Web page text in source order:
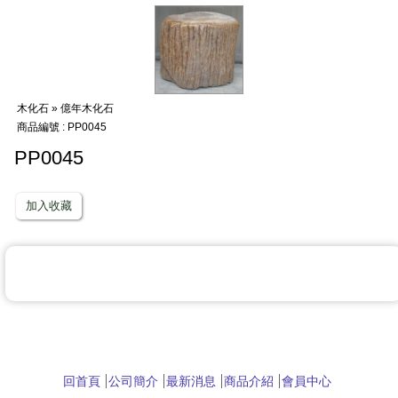
木化石 » 億年木化石
商品編號 : PP0045
PP0045
加入收藏
回首頁 公司簡介 最新消息 商品介紹 會員中心